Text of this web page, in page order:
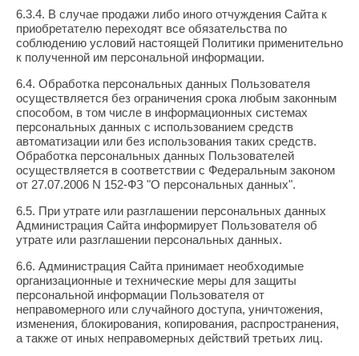
6.3.4. В случае продажи либо иного отчуждения Сайта к
приобретателю переходят все обязательства по
соблюдению условий настоящей Политики применительно
к полученной им персональной информации.
6.4. Обработка персональных данных Пользователя
осуществляется без ограничения срока любым законным
способом, в том числе в информационных системах
персональных данных с использованием средств
автоматизации или без использования таких средств.
Обработка персональных данных Пользователей
осуществляется в соответствии с Федеральным законом
от 27.07.2006 N 152-ФЗ "О персональных данных".
6.5. При утрате или разглашении персональных данных
Администрация Сайта информирует Пользователя об
утрате или разглашении персональных данных.
6.6. Администрация Сайта принимает необходимые
организационные и технические меры для защиты
персональной информации Пользователя от
неправомерного или случайного доступа, уничтожения,
изменения, блокирования, копирования, распространения,
а также от иных неправомерных действий третьих лиц.